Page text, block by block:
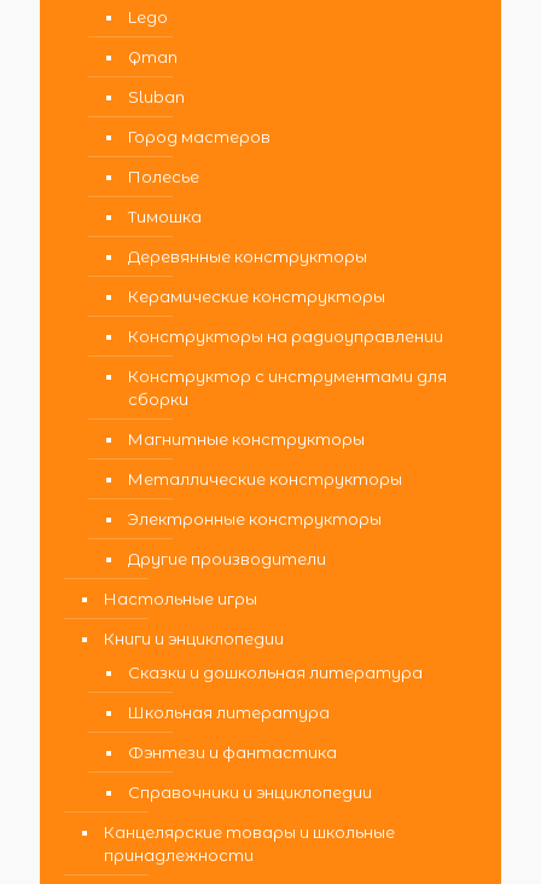
Lego
Qman
Sluban
Город мастеров
Полесье
Тимошка
Деревянные конструкторы
Керамические конструкторы
Конструкторы на радиоуправлении
Конструктор с инструментами для
сборки
Магнитные конструкторы
Металлические конструкторы
Электронные конструкторы
Другие производители
Настольные игры
Книги и энциклопедии
Сказки и дошкольная литература
Школьная литература
Фэнтези и фантастика
Справочники и энциклопедии
Канцелярские товары и школьные
принадлежности